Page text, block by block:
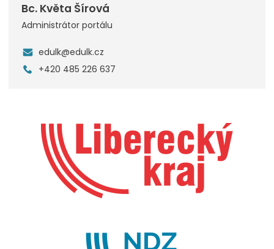
Bc. Květa Šírová
Administrátor portálu
edulk@edulk.cz
+420 485 226 637